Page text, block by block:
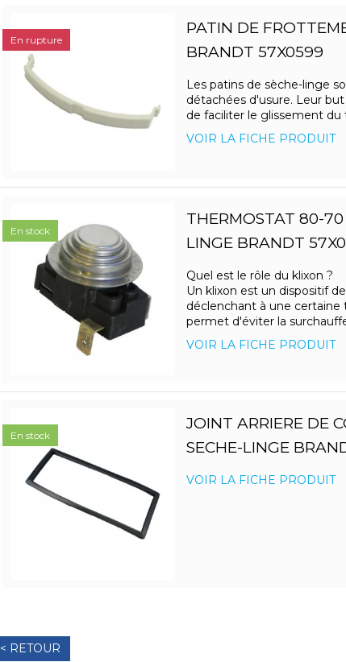
PATIN DE
BRANDT 57X0599
Les patins de sèche-linge
détachées d'usure. Leur but
de faciliter le glissement du
VOIR LA FICHE PRODUIT
En rupture
THERMOSTAT 80-70
LINGE BRANDT
Quel est le rôle du klixon ?
Un klixon est un dispositif
déclenchant à une certaine
permet d'éviter la
VOIR LA FICHE PRODUIT
En stock
JOINT ARRIERE DE
SECHE-LINGE
VOIR LA FICHE PRODUIT
En stock
< RETOUR